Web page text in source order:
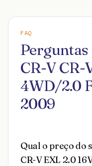
FAQ
CR-V CR-
4WD/2.0
2009
Qual o preço do
CR-V EXL 2.0